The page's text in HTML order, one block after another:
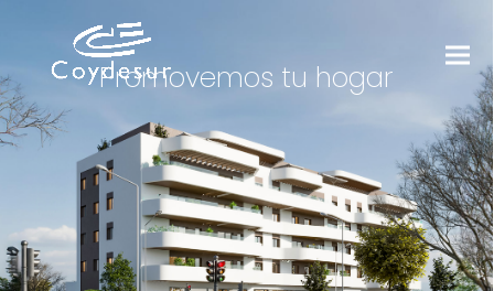
Promovemos tu hogar